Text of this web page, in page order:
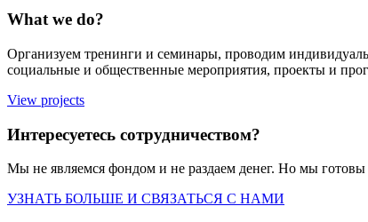
What we do?
Организуем тренинги и семинары, проводим
социальные и общественные мероприятия, проекты и
View projects
Интересуетесь сотрудничеством?
Мы не являемся фондом и не раздаем денег. Но мы готовы
УЗНАТЬ БОЛЬШЕ И СВЯЗАТЬСЯ С НАМИ